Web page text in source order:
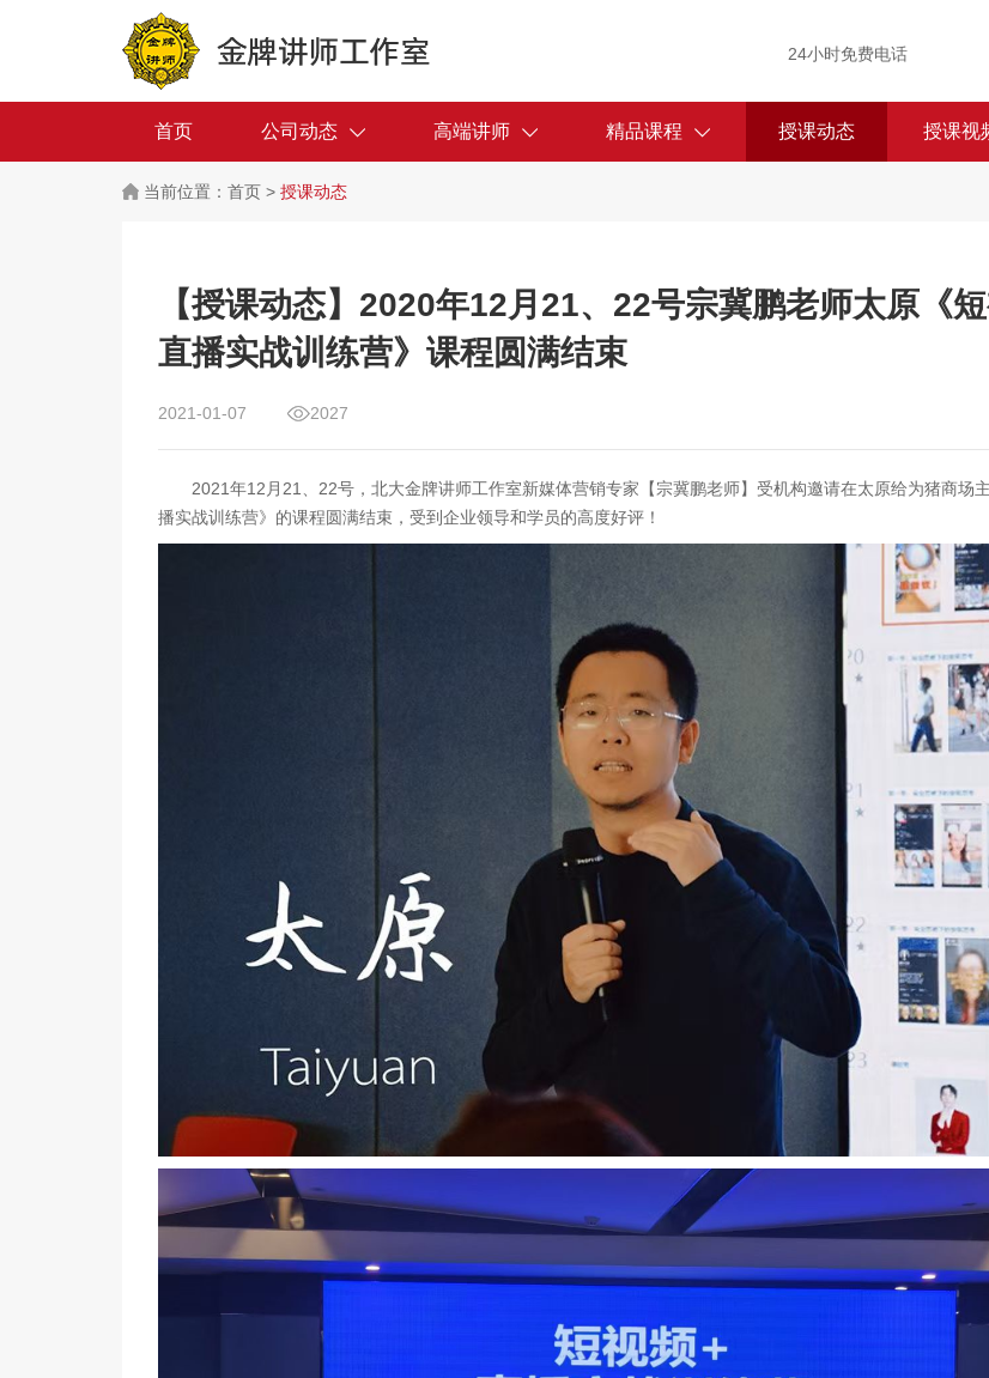
24小时免费电话
首页 公司动态 高端讲师 精品课程 授课动态 授课视
当前位置： 首页 > 授课动态
【授课动态】2020年12月21、22号宗冀鹏老师太原《
直播实战训练营》课程圆满结束
2021-01-07 2027
2021年12月21、22号，北大金牌讲师工作室新媒体营销专家【宗冀鹏老师】受机构邀请在太原给为猪商场
播实战训练营》的课程圆满结束，受到企业领导和学员的高度好评！